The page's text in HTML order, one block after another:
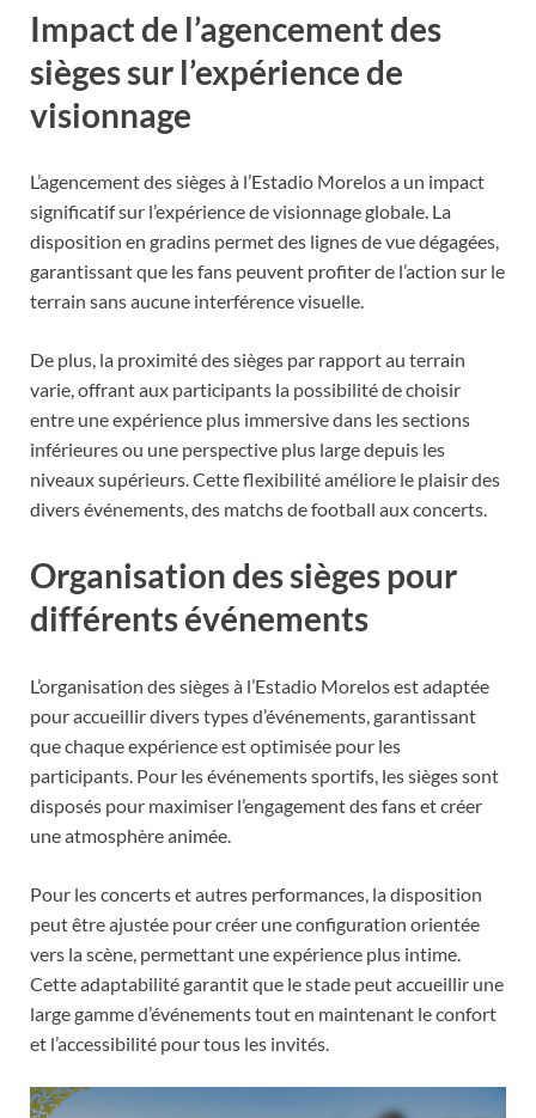
Impact de l’agencement des
sièges sur l’expérience de
visionnage
L’agencement des sièges à l’Estadio Morelos a un impact
significatif sur l’expérience de visionnage globale. La
disposition en gradins permet des lignes de vue dégagées,
garantissant que les fans peuvent profiter de l’action sur le
terrain sans aucune interférence visuelle.
De plus, la proximité des sièges par rapport au terrain
varie, offrant aux participants la possibilité de choisir
entre une expérience plus immersive dans les sections
inférieures ou une perspective plus large depuis les
niveaux supérieurs. Cette flexibilité améliore le plaisir des
divers événements, des matchs de football aux concerts.
Organisation des sièges pour
différents événements
L’organisation des sièges à l’Estadio Morelos est adaptée
pour accueillir divers types d’événements, garantissant
que chaque expérience est optimisée pour les
participants. Pour les événements sportifs, les sièges sont
disposés pour maximiser l’engagement des fans et créer
une atmosphère animée.
Pour les concerts et autres performances, la disposition
peut être ajustée pour créer une configuration orientée
vers la scène, permettant une expérience plus intime.
Cette adaptabilité garantit que le stade peut accueillir une
large gamme d’événements tout en maintenant le confort
et l’accessibilité pour tous les invités.